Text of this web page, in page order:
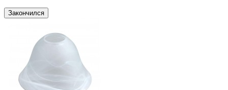
Закончился